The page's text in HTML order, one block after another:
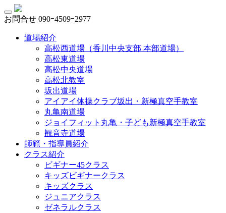
お問合せ 090ｰ4509ｰ2977
道場紹介
高松西道場（香川中央支部 本部道場）
高松東道場
高松中央道場
高松北教室
坂出道場
アイアイ体操クラブ坂出・新極真空手教室
丸亀南道場
ジョイフィット丸亀・子ども新極真空手教室
観音寺道場
師範・指導員紹介
クラス紹介
ビギナー45クラス
キッズビギナークラス
キッズクラス
ジュニアクラス
ゼネラルクラス